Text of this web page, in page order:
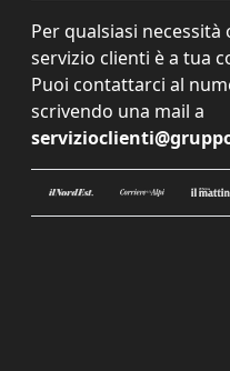
Per qualsiasi
servizio clienti è a tua
Puoi contattarci al
scrivendo una mail a